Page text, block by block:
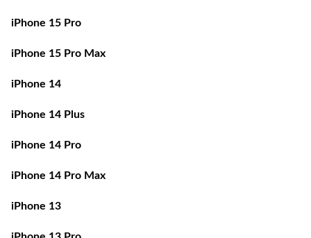
iPhone 15 Pro
iPhone 15 Pro Max
iPhone 14
iPhone 14 Plus
iPhone 14 Pro
iPhone 14 Pro Max
iPhone 13